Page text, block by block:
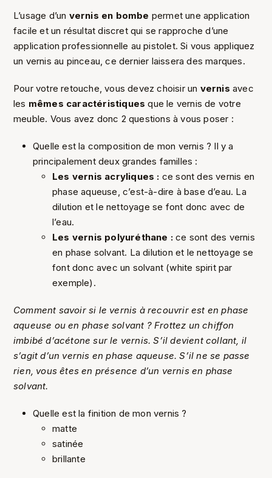
L’usage d’un vernis en bombe permet une application
facile et un résultat discret qui se rapproche d’une
application professionnelle au pistolet. Si vous appliquez
un vernis au pinceau, ce dernier laissera des marques.
Pour votre retouche, vous devez choisir un vernis avec
les mêmes caractéristiques que le vernis de votre
meuble. Vous avez donc 2 questions à vous poser :
Quelle est la composition de mon vernis ? Il y a
principalement deux grandes familles :
Les vernis acryliques : ce sont des vernis en
phase aqueuse, c’est-à-dire à base d’eau. La
dilution et le nettoyage se font donc avec de
l’eau.
Les vernis polyuréthane : ce sont des vernis
en phase solvant. La dilution et le nettoyage se
font donc avec un solvant (white spirit par
exemple).
Comment savoir si le vernis à recouvrir est en phase
aqueuse ou en phase solvant ? Frottez un chiffon
imbibé d’acétone sur le vernis. S’il devient collant, il
s’agit d’un vernis en phase aqueuse. S’il ne se passe
rien, vous êtes en présence d’un vernis en phase
solvant.
Quelle est la finition de mon vernis ?
matte
satinée
brillante